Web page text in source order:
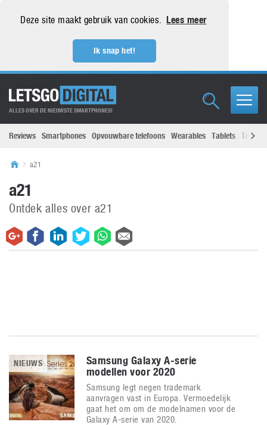
Deze site maakt gebruik van cookies. Lees meer
Ik snap het!
ALLES OVER DE NIEUWSTE SMARTPHONES!
Reviews Smartphones Opvouwbare telefoons Wearables Tablets
a21
a21
Ontdek alles over a21
NIEUWS
Samsung Galaxy A-serie
modellen voor 2020
Samsung legt negen trademark
aanvragen vast in Europa. Vermoedelijk
gaat het om om de modelnamen voor de
Galaxy A-serie van 2020.